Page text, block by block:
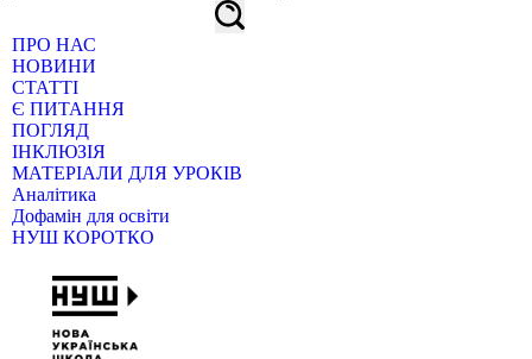
ПРО НАС
НОВИНИ
СТАТТІ
Є ПИТАННЯ
ПОГЛЯД
ІНКЛЮЗІЯ
МАТЕРІАЛИ ДЛЯ УРОКІВ
Аналітика
Дофамін для освіти
НУШ КОРОТКО